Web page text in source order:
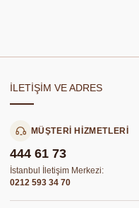
İLETİŞİM VE ADRES
MÜŞTERİ HİZMETLERİ
444 61 73
İstanbul İletişim Merkezi:
0212 593 34 70